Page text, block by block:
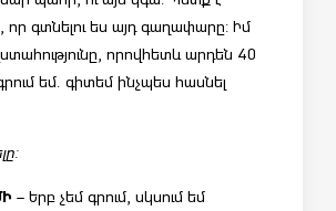
որ գտնելու ես այդ գաղափարը: Իմ
որովհետև արդեն 40
եմ. գիտեմ ինչպես հասնել
– Երբ չեմ գրում, սկսում եմ